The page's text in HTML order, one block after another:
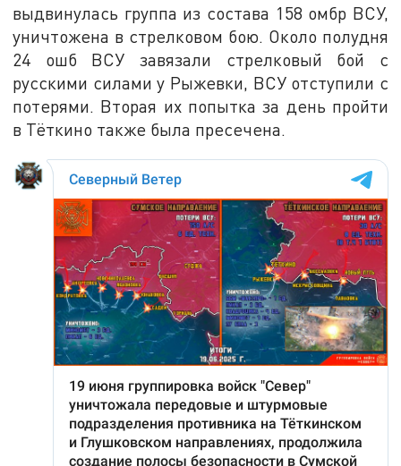
выдвинулась группа из состава 158 омбр ВСУ,
уничтожена в стрелковом бою. Около полудня
24 ошб ВСУ завязали стрелковый бой с
русскими силами у Рыжевки, ВСУ отступили с
потерями. Вторая их попытка за день пройти
в Тёткино также была пресечена.